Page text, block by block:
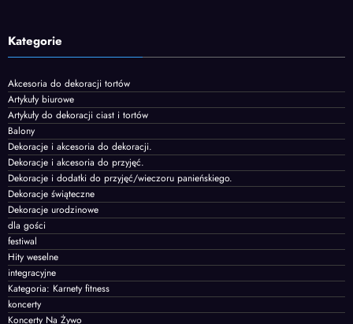
Kategorie
Akcesoria do dekoracji tortów
Artykuły biurowe
Artykuły do dekoracji ciast i tortów
Balony
Dekoracje i akcesoria do dekoracji.
Dekoracje i akcesoria do przyjęć.
Dekoracje i dodatki do przyjęć/wieczoru panieńskiego.
Dekoracje świąteczne
Dekoracje urodzinowe
dla gości
festiwal
Hity weselne
integracyjne
Kategoria: Karnety fitness
koncerty
Koncerty Na Żywo